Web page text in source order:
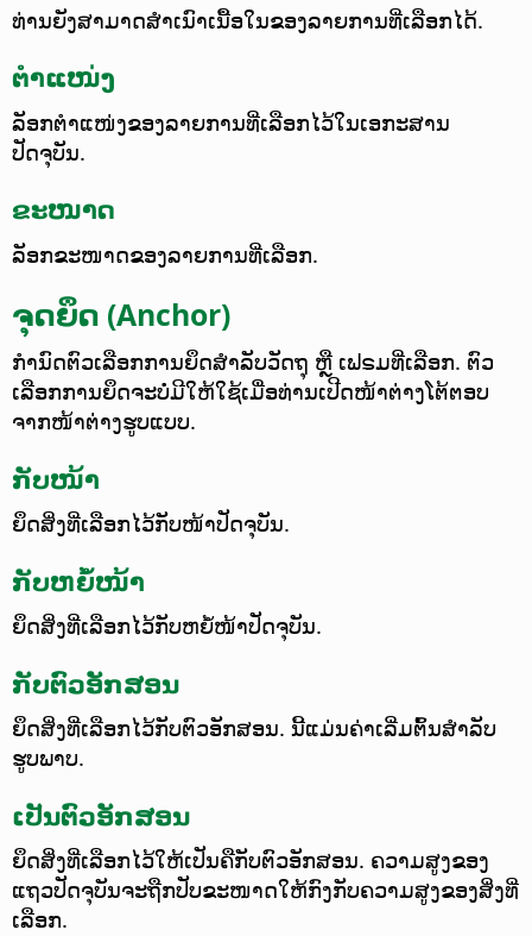
ທ່ານຍັງສາມາດສຳເນົາເນື້ອໃນຂອງລາຍການທີ່ເລືອກໄດ້.
ຕຳແໜ່ງ
ລັອກຕຳແໜ່ງຂອງລາຍການທີ່ເລືອກໄວ້ໃນເອກະສານ
ປັດຈຸບັນ.
ຂະໜາດ
ລັອກຂະໜາດຂອງລາຍການທີ່ເລືອກ.
ຈຸດຍຶດ (Anchor)
ກຳນົດຕົວເລືອກການຍຶດສຳລັບວັດຖຸ ຫຼື ເຟຣມທີ່ເລືອກ. ຕົວ
ເລືອກການຍຶດຈະບໍ່ມີໃຫ້ໃຊ້ເມື່ອທ່ານເປີດໜ້າຕ່າງໂຕ້ຕອບ
ຈາກໜ້າຕ່າງຮູບແບບ.
ກັບໜ້າ
ຍຶດສິ່ງທີ່ເລືອກໄວ້ກັບໜ້າປັດຈຸບັນ.
ກັບຫຍໍ້ໜ້າ
ຍຶດສິ່ງທີ່ເລືອກໄວ້ກັບຫຍໍ້ໜ້າປັດຈຸບັນ.
ກັບຕົວອັກສອນ
ຍຶດສິ່ງທີ່ເລືອກໄວ້ກັບຕົວອັກສອນ. ນີ້ແມ່ນຄ່າເລີ່ມຕົ້ນສຳລັບ
ຮູບພາບ.
ເປັນຕົວອັກສອນ
ຍຶດສິ່ງທີ່ເລືອກໄວ້ໃຫ້ເປັນຄືກັບຕົວອັກສອນ. ຄວາມສູງຂອງ
ແຖວປັດຈຸບັນຈະຖືກປັບຂະໜາດໃຫ້ກົງກັບຄວາມສູງຂອງສິ່ງທີ່
ເລືອກ.